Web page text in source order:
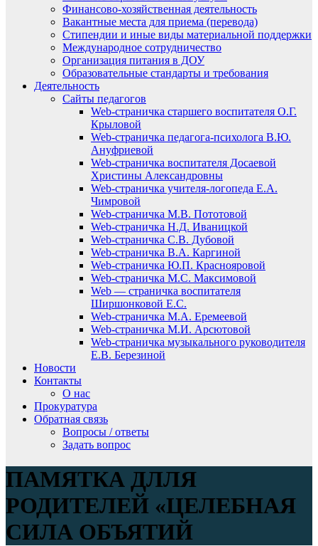
Финансово-хозяйственная деятельность
Вакантные места для приема (перевода)
Стипендии и иные виды материальной поддержки
Международное сотрудничество
Организация питания в ДОУ
Образовательные стандарты и требования
Деятельность
Сайты педагогов
Web-страничка старшего воспитателя О.Г.
Крыловой
Web-страничка педагога-психолога В.Ю.
Ануфриевой
Web-страничка воспитателя Досаевой
Христины Александровны
Web-страничка учителя-логопеда Е.А.
Чимровой
Web-страничка М.В. Пототовой
Web-страничка Н.Д. Иваницкой
Web-страничка С.В. Дубовой
Web-страничка В.А. Каргиной
Web-страничка Ю.П. Краснояровой
Web-страничка М.С. Максимовой
Web — страничка воспитателя
Ширшонковой Е.С.
Web-страничка М.А. Еремеевой
Web-страничка М.И. Арсютовой
Web-страничка музыкального руководителя
Е.В. Березиной
Новости
Контакты
О нас
Прокуратура
Обратная связь
Вопросы / ответы
Задать вопрос
ПАМЯТКА ДЛЛЯ
РОДИТЕЛЕЙ «ЦЕЛЕБНАЯ
СИЛА ОБЪЯТИЙ